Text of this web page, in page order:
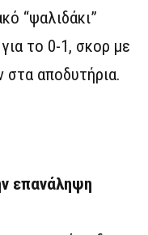
“ψαλιδάκι”
το 0-1, σκορ με
στα αποδυτήρια.
επανάληψη